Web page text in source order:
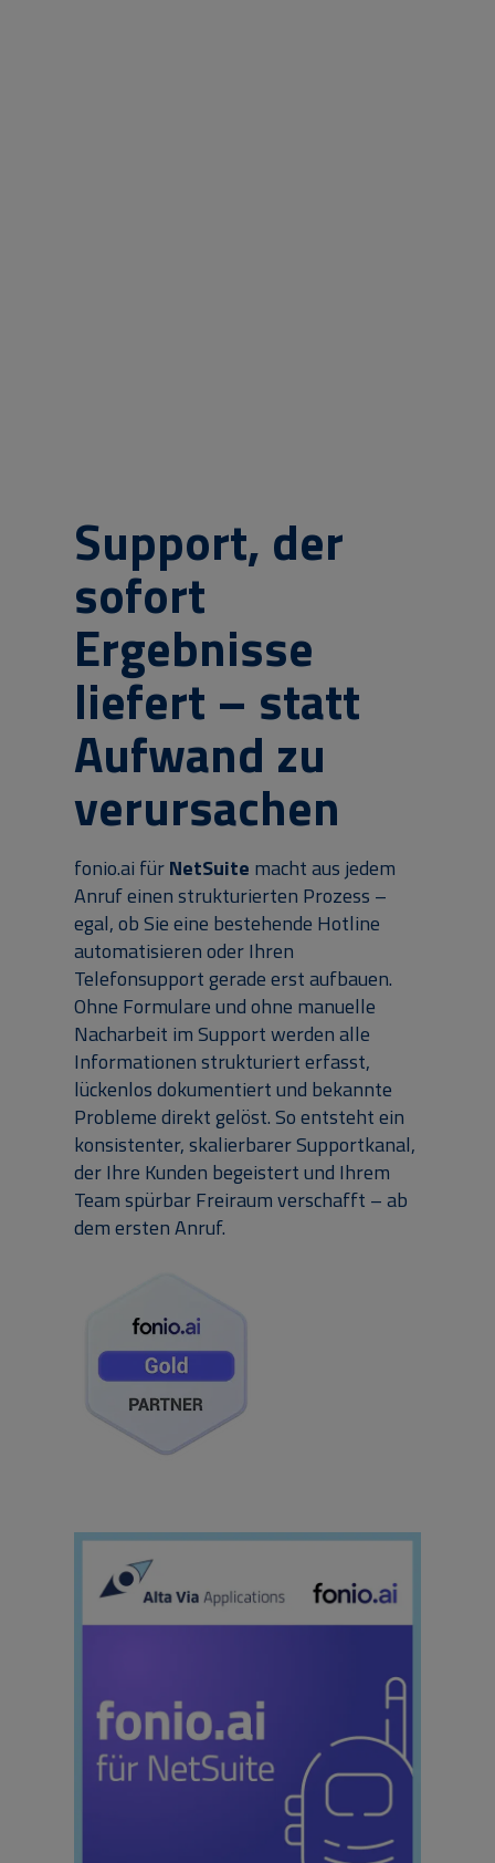
Support, der
sofort
Ergebnisse
liefert – statt
Aufwand zu
verursachen
fonio.ai fürNetSuite macht aus jedem
Anruf einen strukturierten Prozess –
egal, ob Sie eine bestehende Hotline
automatisieren oder Ihren
Telefonsupport gerade erst aufbauen.
Ohne Formulare und ohne manuelle
Nacharbeit im Support werden alle
Informationen strukturiert erfasst,
lückenlos dokumentiert und bekannte
Probleme direkt gelöst. So entsteht ein
konsistenter, skalierbarer Supportkanal,
der Ihre Kunden begeistert und Ihrem
Team spürbar Freiraum verschafft – ab
dem ersten Anruf.